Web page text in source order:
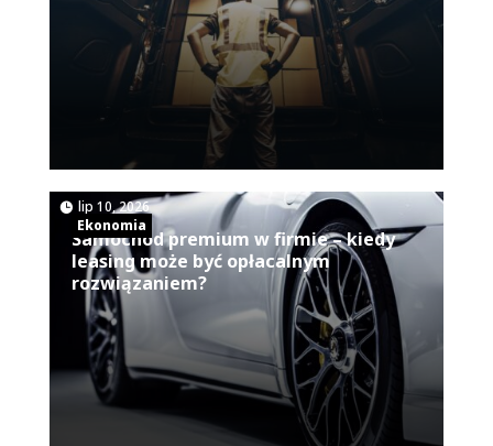
Samochód premium w firmie – kiedy
leasing może być opłacalnym
rozwiązaniem?
lip 10, 2026|
Ekonomia